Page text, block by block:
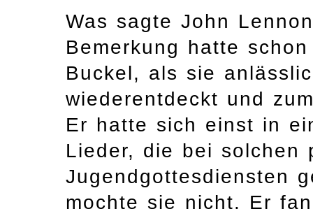
Was sagte John
Bemerkung hatte
Buckel, als sie
wiederentdeckt und
Er hatte sich einst in
Lieder, die bei solchen
Jugendgottesdiensten
mochte sie nicht. Er